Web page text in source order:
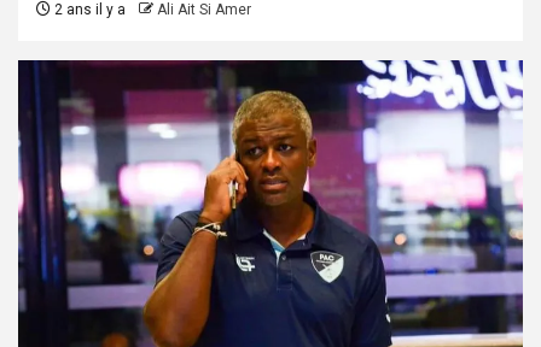
2 ans il y a Ali Ait Si Amer